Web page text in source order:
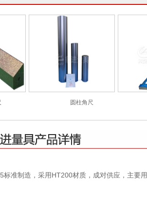
圆柱角尺
制造，采用HT200材质，成对供应，主要